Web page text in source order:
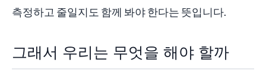
측정하고 줄일지도 함께 봐야 한다는 뜻입니다.
그래서 우리는 무엇을 해야 할까